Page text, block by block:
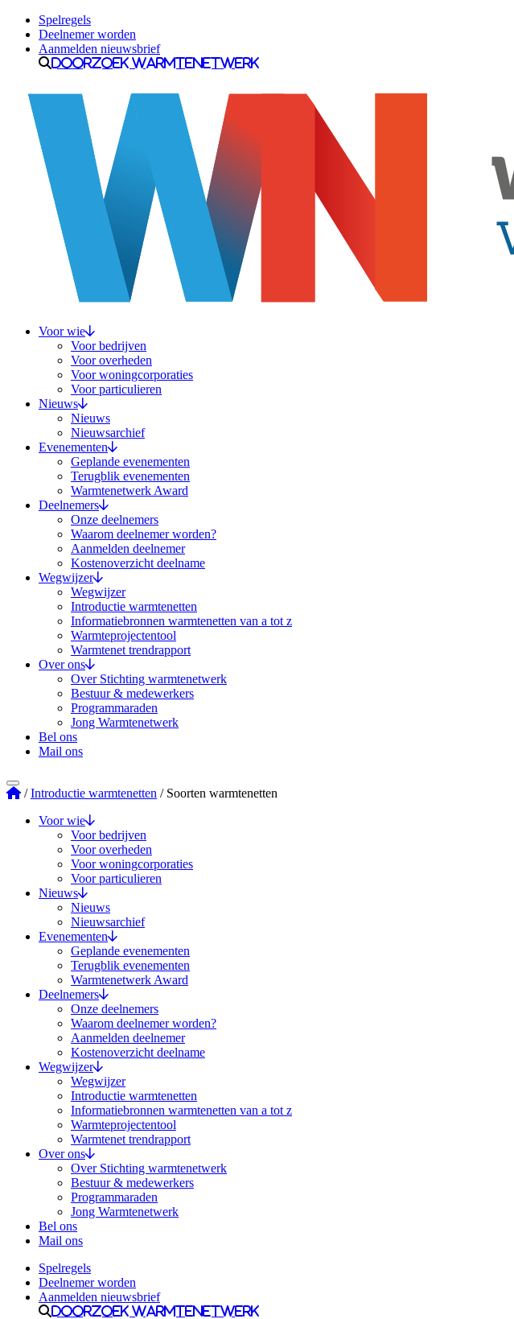
Ga naar inhoud
Spelregels
Deelnemer worden
Aanmelden nieuwsbrief
Doorzoek Warmtenetwerk
Voor wie
Voor bedrijven
Voor overheden
Voor woningcorporaties
Voor particulieren
Nieuws
Nieuws
Nieuwsarchief
Evenementen
Geplande evenementen
Terugblik evenementen
Warmtenetwerk Award
Deelnemers
Onze deelnemers
Waarom deelnemer worden?
Aanmelden deelnemer
Kostenoverzicht deelname
Wegwijzer
Wegwijzer
Introductie warmtenetten
Informatiebronnen warmtenetten van a tot z
Warmteprojectentool
Warmtenet trendrapport
Over ons
Over Stichting warmtenetwerk
Bestuur & medewerkers
Programmaraden
Jong Warmtenetwerk
Bel ons
Mail ons
Stichting Warmtenetwerk
/Introductie warmtenetten / Soorten warmtenetten
Voor wie
Voor bedrijven
Voor overheden
Voor woningcorporaties
Voor particulieren
Nieuws
Nieuws
Nieuwsarchief
Evenementen
Geplande evenementen
Terugblik evenementen
Warmtenetwerk Award
Deelnemers
Onze deelnemers
Waarom deelnemer worden?
Aanmelden deelnemer
Kostenoverzicht deelname
Wegwijzer
Wegwijzer
Introductie warmtenetten
Informatiebronnen warmtenetten van a tot z
Warmteprojectentool
Warmtenet trendrapport
Over ons
Over Stichting warmtenetwerk
Bestuur & medewerkers
Programmaraden
Jong Warmtenetwerk
Bel ons
Mail ons
Spelregels
Deelnemer worden
Aanmelden nieuwsbrief
Doorzoek Warmtenetwerk